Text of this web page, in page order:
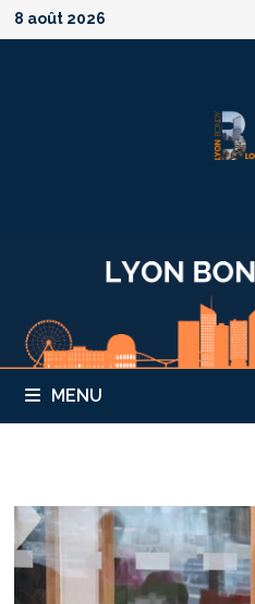
Passer
au
8 août 2026
MENU